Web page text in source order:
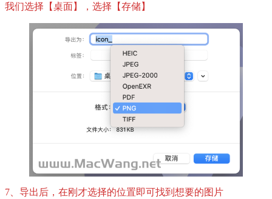
我们选择【桌面】，选择【存储】
7、导出后，在刚才选择的位置即可找到想要的图片